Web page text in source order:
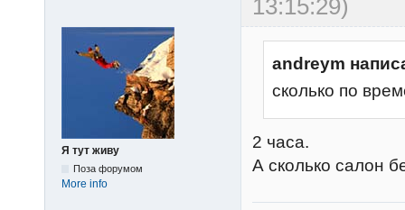
13:15:29)
Я тут живу
Поза форумом
More info
andreym
сколько по
2 часа.
А сколько салон